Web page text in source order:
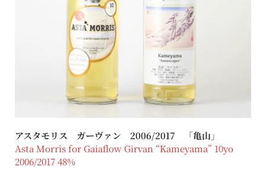
アスタモリス ガーヴァン 2006/2017 「亀山」
Asta Morris for Gaiaflow Girvan “Kameyama” 10yo
2006/2017 48%